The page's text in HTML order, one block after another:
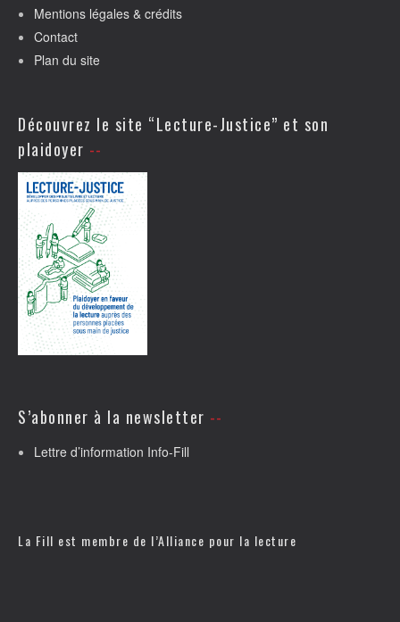
Mentions légales & crédits
Contact
Plan du site
Découvrez le site “Lecture-Justice” et son
plaidoyer
S’abonner à la newsletter
Lettre d’information Info-Fill
La Fill est membre de l’Alliance pour la lecture